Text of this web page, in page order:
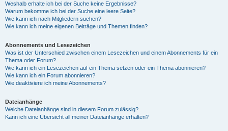
Weshalb erhalte ich bei der Suche keine Ergebnisse?
Warum bekomme ich bei der Suche eine leere Seite?
Wie kann ich nach Mitgliedern suchen?
Wie kann ich meine eigenen Beiträge und Themen finden?
Abonnements und Lesezeichen
Was ist der Unterschied zwischen einem Lesezeichen und einem Abonnements für ein
Thema oder Forum?
Wie kann ich ein Lesezeichen auf ein Thema setzen oder ein Thema abonnieren?
Wie kann ich ein Forum abonnieren?
Wie deaktiviere ich meine Abonnements?
Dateianhänge
Welche Dateianhänge sind in diesem Forum zulässig?
Kann ich eine Übersicht all meiner Dateianhänge erhalten?